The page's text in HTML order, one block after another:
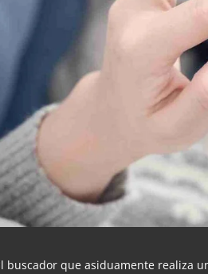
buscador que asiduamente realiza